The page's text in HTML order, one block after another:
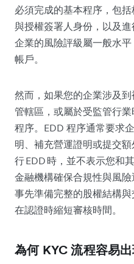
必須完成的基本程序，包
與授權簽署人身份，以及
企業的風險評級屬一般水
帳戶。
然而，如果您的企業涉及
管轄區，或屬於受監管行
程序。EDD 程序通常要求
明、補充營運證明或提交
行 EDD 時，並不表示您和
金融機構確保合規性與風
事先準備完整的股權結構
在認證時縮短審核時間。
為何 KYC 流程容易